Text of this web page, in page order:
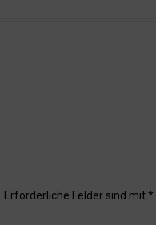
Erforderliche Felder sind mit*